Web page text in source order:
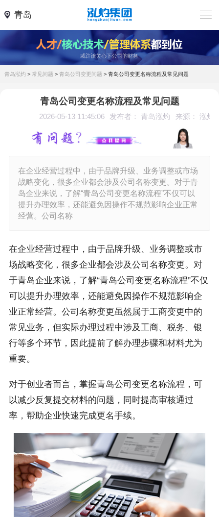
青岛
青岛泓灼 > 常见问题 > 青岛公司变更问题 > 青岛公司变更名称流程及常见问题
青岛公司变更名称流程及常见问题
2026-05-13 11:45:06 发布者： 青岛泓灼 来源： 泓灼
在企业经营过程中，由于品牌升级、业务调整或市场
战略变化，很多企业都会涉及公司名称变更。对于青
岛企业来说，了解“青岛公司变更名称流程”不仅可以
提升办理效率，还能避免因操作不规范影响企业正常
经营。公司名称
在企业经营过程中，由于品牌升级、业务调整或市
场战略变化，很多企业都会涉及公司名称变更。对
于青岛企业来说，了解“青岛公司变更名称流程”不仅
可以提升办理效率，还能避免因操作不规范影响企
业正常经营。公司名称变更虽然属于工商变更中的
常见业务，但实际办理过程中涉及工商、税务、银
行等多个环节，因此提前了解办理步骤和材料尤为
重要。
对于创业者而言，掌握青岛公司变更名称流程，可
以减少反复提交材料的问题，同时提高审核通过
率，帮助企业快速完成更名手续。